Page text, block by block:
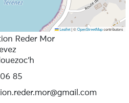
Leaflet |©OpenStreetMapcontributors
Reder Mor
06 85